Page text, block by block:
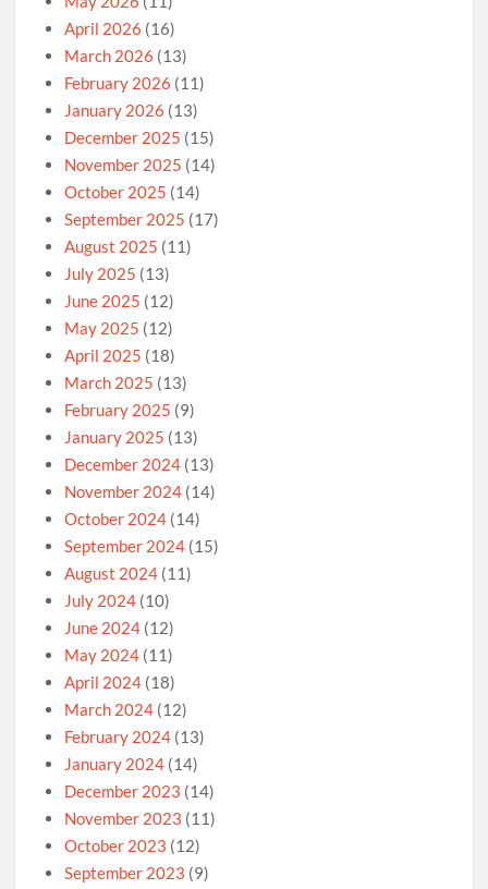
April 2026 (16)
March 2026 (13)
February 2026 (11)
January 2026 (13)
December 2025 (15)
November 2025 (14)
October 2025 (14)
September 2025 (17)
August 2025 (11)
July 2025 (13)
June 2025 (12)
May 2025 (12)
April 2025 (18)
March 2025 (13)
February 2025 (9)
January 2025 (13)
December 2024 (13)
November 2024 (14)
October 2024 (14)
September 2024 (15)
August 2024 (11)
July 2024 (10)
June 2024 (12)
May 2024 (11)
April 2024 (18)
March 2024 (12)
February 2024 (13)
January 2024 (14)
December 2023 (14)
November 2023 (11)
October 2023 (12)
September 2023 (9)